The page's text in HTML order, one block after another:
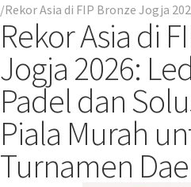
Rekor Asia di FIP Bronze Jogja
Rekor Asia di
Jogja 2026:
Padel dan
Piala Murah
Turnamen